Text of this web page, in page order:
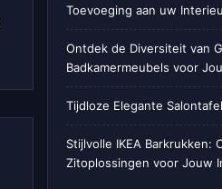
Toevoeging aan uw
Ontdek de Diversiteit van
Badkamermeubels voor
Tijdloze Elegante
Stijlvolle IKEA Barkrukken:
Zitoplossingen voor Jouw